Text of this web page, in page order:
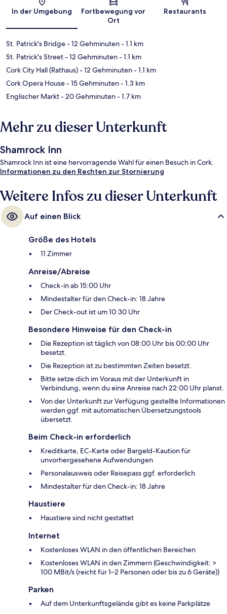
Karte
In der Umgebung
Fortbewegung vor
Ort
Restaurants
St. Patrick's Bridge- 12 Gehminuten- 1.1 km
St. Patrick's Street- 12 Gehminuten- 1.1 km
Cork City Hall (Rathaus)- 12 Gehminuten- 1.1 km
Cork Opera House- 15 Gehminuten- 1.3 km
Englischer Markt- 20 Gehminuten- 1.7 km
Mehr zu dieser Unterkunft
Shamrock Inn
Shamrock Inn ist eine hervorragende Wahl für einen Besuch in Cork.
Informationen zu den Rechten zur Stornierung
Weitere Infos zu dieser Unterkunft
Auf einen Blick
Größe des Hotels
11 Zimmer
Anreise/Abreise
Check-in ab 15:00 Uhr
Mindestalter für den Check-in: 18 Jahre
Der Check-out ist um 10:30 Uhr
Besondere Hinweise für den Check-in
Die Rezeption ist täglich von 08:00 Uhr bis 00:00 Uhr
besetzt.
Die Rezeption ist zu bestimmten Zeiten besetzt.
Bitte setze dich im Voraus mit der Unterkunft in
Verbindung, wenn du eine Anreise nach 22:00 Uhr planst.
Von der Unterkunft zur Verfügung gestellte Informationen
werden ggf. mit automatischen Übersetzungstools
übersetzt.
Beim Check-in erforderlich
Kreditkarte, EC-Karte oder Bargeld-Kaution für
unvorhergesehene Aufwendungen
Personalausweis oder Reisepass ggf. erforderlich
Mindestalter für den Check-in: 18 Jahre
Haustiere
Haustiere sind nicht gestattet
Internet
Kostenloses WLAN in den öffentlichen Bereichen
Kostenloses WLAN in den Zimmern (Geschwindigkeit: >
100 MBit/s (reicht für 1–2 Personen oder bis zu 6 Geräte))
Parken
Auf dem Unterkunftsgelände gibt es keine Parkplätze